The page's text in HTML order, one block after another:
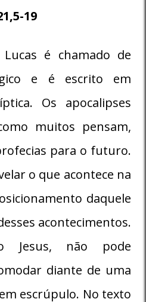
19
é chamado de
e é escrito em
Os apocalipses
muitos pensam,
para o futuro.
o que acontece na
daquele
acontecimentos.
Jesus, não pode
diante de uma
escrúpulo. No texto